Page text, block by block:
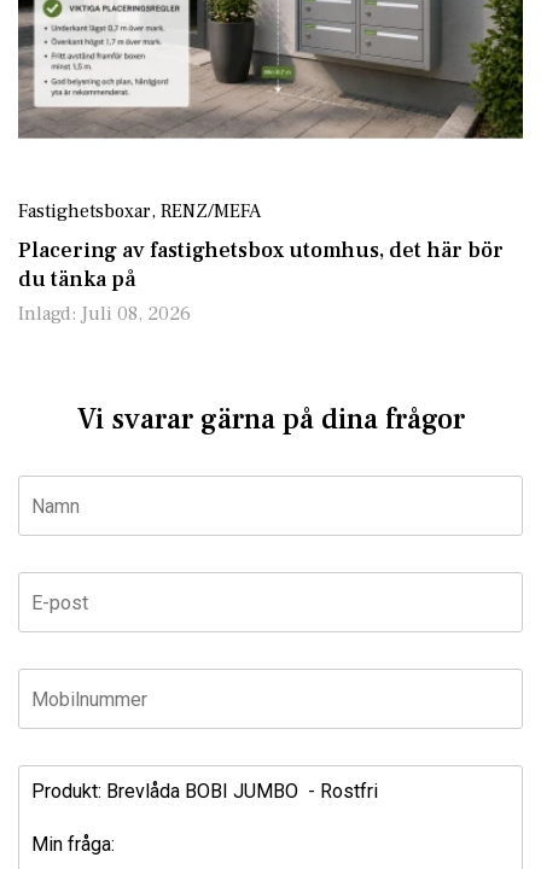
Fastighetsboxar, RENZ/MEFA
Placering av fastighetsbox utomhus, det här bör
du tänka på
Inlagd: Juli 08, 2026
Vi svarar gärna på dina frågor